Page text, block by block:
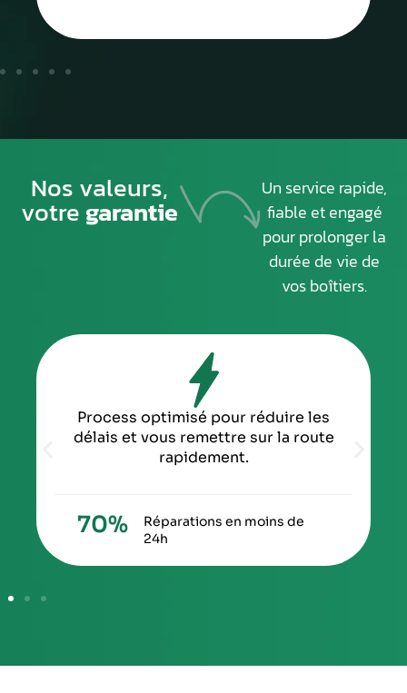
Nos valeurs,
votregarantie
Un service rapide,
fiable et engagé
pour prolonger la
durée de vie de
vos boîtiers.
Process optimisé pour réduire les
délais et vous remettre sur la route
rapidement.
Réparations en moins de
24h
70%